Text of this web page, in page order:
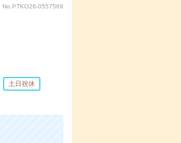
No.PTKO26-0557569
土日祝休